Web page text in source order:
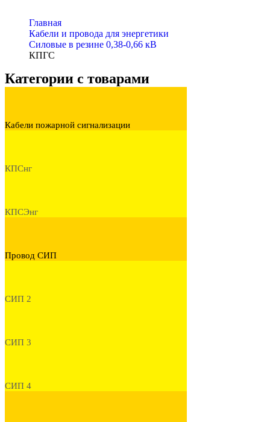
Главная
Кабели и провода для энергетики
Cиловые в резине 0,38-0,66 кВ
КПГС
Категории с товарами
Кабели пожарной сигнализации
КПСнг
КПСЭнг
Провод СИП
СИП 2
СИП 3
СИП 4